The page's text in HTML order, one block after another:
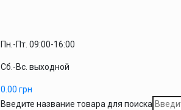
Пн.-Пт. 09:00-16:00
Сб.-Вс. выходной
0.00 грн
Введите название товара для поиска